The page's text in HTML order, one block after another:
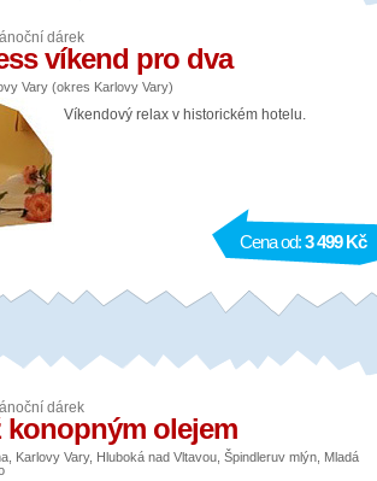
dárek
víkend pro dva
Vary (okres Karlovy Vary)
Víkendový relax v historickém hotelu.
Cena od:3 499 Kč
dárek
konopným olejem
Karlovy Vary, Hluboká nad Vltavou, Špindleruv mlýn, Mladá